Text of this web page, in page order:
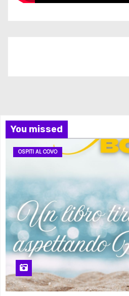
You missed
OSPITI AL COVO